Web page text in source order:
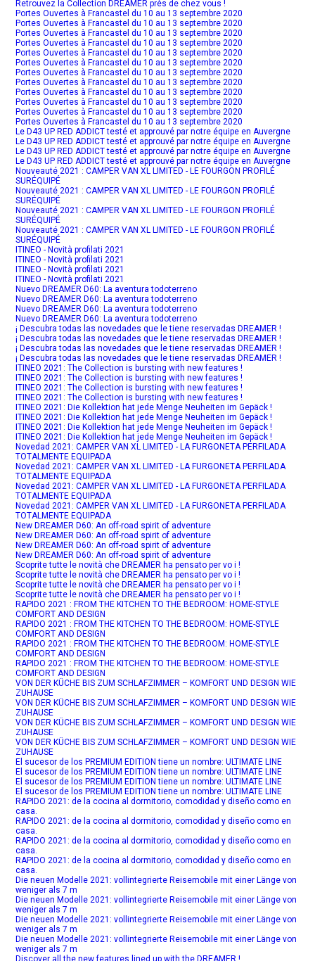
Retrouvez la Collection DREAMER près de chez vous !
Portes Ouvertes à Francastel du 10 au 13 septembre 2020
Portes Ouvertes à Francastel du 10 au 13 septembre 2020
Portes Ouvertes à Francastel du 10 au 13 septembre 2020
Portes Ouvertes à Francastel du 10 au 13 septembre 2020
Portes Ouvertes à Francastel du 10 au 13 septembre 2020
Portes Ouvertes à Francastel du 10 au 13 septembre 2020
Portes Ouvertes à Francastel du 10 au 13 septembre 2020
Portes Ouvertes à Francastel du 10 au 13 septembre 2020
Portes Ouvertes à Francastel du 10 au 13 septembre 2020
Portes Ouvertes à Francastel du 10 au 13 septembre 2020
Portes Ouvertes à Francastel du 10 au 13 septembre 2020
Portes Ouvertes à Francastel du 10 au 13 septembre 2020
Le D43 UP RED ADDICT testé et approuvé par notre équipe en Auvergne
Le D43 UP RED ADDICT testé et approuvé par notre équipe en Auvergne
Le D43 UP RED ADDICT testé et approuvé par notre équipe en Auvergne
Le D43 UP RED ADDICT testé et approuvé par notre équipe en Auvergne
Nouveauté 2021 : CAMPER VAN XL LIMITED - LE FOURGON PROFILÉ
SURÉQUIPÉ
Nouveauté 2021 : CAMPER VAN XL LIMITED - LE FOURGON PROFILÉ
SURÉQUIPÉ
Nouveauté 2021 : CAMPER VAN XL LIMITED - LE FOURGON PROFILÉ
SURÉQUIPÉ
Nouveauté 2021 : CAMPER VAN XL LIMITED - LE FOURGON PROFILÉ
SURÉQUIPÉ
ITINEO - Novità profilati 2021
ITINEO - Novità profilati 2021
ITINEO - Novità profilati 2021
ITINEO - Novità profilati 2021
Nuevo DREAMER D60: La aventura todoterreno
Nuevo DREAMER D60: La aventura todoterreno
Nuevo DREAMER D60: La aventura todoterreno
Nuevo DREAMER D60: La aventura todoterreno
¡ Descubra todas las novedades que le tiene reservadas DREAMER !
¡ Descubra todas las novedades que le tiene reservadas DREAMER !
¡ Descubra todas las novedades que le tiene reservadas DREAMER !
¡ Descubra todas las novedades que le tiene reservadas DREAMER !
ITINEO 2021: The Collection is bursting with new features !
ITINEO 2021: The Collection is bursting with new features !
ITINEO 2021: The Collection is bursting with new features !
ITINEO 2021: The Collection is bursting with new features !
ITINEO 2021: Die Kollektion hat jede Menge Neuheiten im Gepäck !
ITINEO 2021: Die Kollektion hat jede Menge Neuheiten im Gepäck !
ITINEO 2021: Die Kollektion hat jede Menge Neuheiten im Gepäck !
ITINEO 2021: Die Kollektion hat jede Menge Neuheiten im Gepäck !
Novedad 2021: CAMPER VAN XL LIMITED - LA FURGONETA PERFILADA
TOTALMENTE EQUIPADA
Novedad 2021: CAMPER VAN XL LIMITED - LA FURGONETA PERFILADA
TOTALMENTE EQUIPADA
Novedad 2021: CAMPER VAN XL LIMITED - LA FURGONETA PERFILADA
TOTALMENTE EQUIPADA
Novedad 2021: CAMPER VAN XL LIMITED - LA FURGONETA PERFILADA
TOTALMENTE EQUIPADA
New DREAMER D60: An off-road spirit of adventure
New DREAMER D60: An off-road spirit of adventure
New DREAMER D60: An off-road spirit of adventure
New DREAMER D60: An off-road spirit of adventure
Scoprite tutte le novità che DREAMER ha pensato per vo i !
Scoprite tutte le novità che DREAMER ha pensato per vo i !
Scoprite tutte le novità che DREAMER ha pensato per vo i !
Scoprite tutte le novità che DREAMER ha pensato per vo i !
RAPIDO 2021 : FROM THE KITCHEN TO THE BEDROOM: HOME-STYLE
COMFORT AND DESIGN
RAPIDO 2021 : FROM THE KITCHEN TO THE BEDROOM: HOME-STYLE
COMFORT AND DESIGN
RAPIDO 2021 : FROM THE KITCHEN TO THE BEDROOM: HOME-STYLE
COMFORT AND DESIGN
RAPIDO 2021 : FROM THE KITCHEN TO THE BEDROOM: HOME-STYLE
COMFORT AND DESIGN
VON DER KÜCHE BIS ZUM SCHLAFZIMMER – KOMFORT UND DESIGN WIE
ZUHAUSE
VON DER KÜCHE BIS ZUM SCHLAFZIMMER – KOMFORT UND DESIGN WIE
ZUHAUSE
VON DER KÜCHE BIS ZUM SCHLAFZIMMER – KOMFORT UND DESIGN WIE
ZUHAUSE
VON DER KÜCHE BIS ZUM SCHLAFZIMMER – KOMFORT UND DESIGN WIE
ZUHAUSE
El sucesor de los PREMIUM EDITION tiene un nombre: ULTIMATE LINE
El sucesor de los PREMIUM EDITION tiene un nombre: ULTIMATE LINE
El sucesor de los PREMIUM EDITION tiene un nombre: ULTIMATE LINE
El sucesor de los PREMIUM EDITION tiene un nombre: ULTIMATE LINE
RAPIDO 2021: de la cocina al dormitorio, comodidad y diseño como en
casa.
RAPIDO 2021: de la cocina al dormitorio, comodidad y diseño como en
casa.
RAPIDO 2021: de la cocina al dormitorio, comodidad y diseño como en
casa.
RAPIDO 2021: de la cocina al dormitorio, comodidad y diseño como en
casa.
Die neuen Modelle 2021: vollintegrierte Reisemobile mit einer Länge von
weniger als 7 m
Die neuen Modelle 2021: vollintegrierte Reisemobile mit einer Länge von
weniger als 7 m
Die neuen Modelle 2021: vollintegrierte Reisemobile mit einer Länge von
weniger als 7 m
Die neuen Modelle 2021: vollintegrierte Reisemobile mit einer Länge von
weniger als 7 m
Discover all the new features lined up with the DREAMER !